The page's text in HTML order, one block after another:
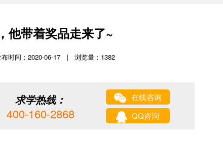
他带着奖品走来了~
时间：2020-06-17 | 浏览量： 1382
在线咨询
QQ咨询
求学热线：
400-160-2868